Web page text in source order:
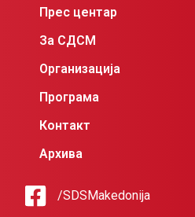
Прес центар
За СДСМ
Организација
Програма
Контакт
Архива
/SDSMakedonija